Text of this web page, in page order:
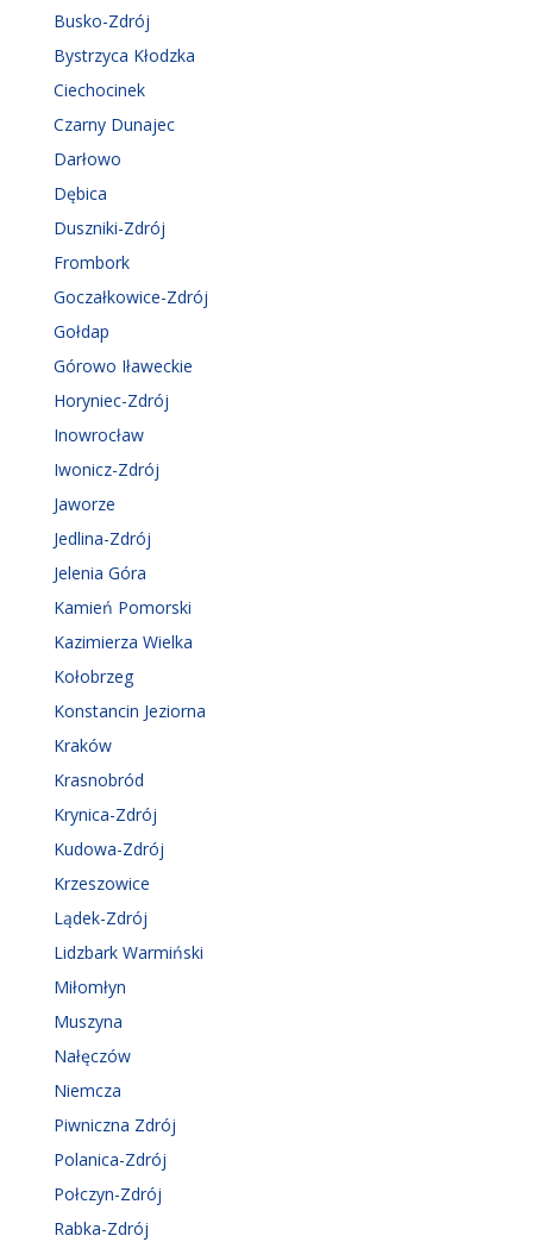
Busko-Zdrój
Bystrzyca Kłodzka
Ciechocinek
Czarny Dunajec
Darłowo
Dębica
Duszniki-Zdrój
Frombork
Goczałkowice-Zdrój
Gołdap
Górowo Iławeckie
Horyniec-Zdrój
Inowrocław
Iwonicz-Zdrój
Jaworze
Jedlina-Zdrój
Jelenia Góra
Kamień Pomorski
Kazimierza Wielka
Kołobrzeg
Konstancin Jeziorna
Kraków
Krasnobród
Krynica-Zdrój
Kudowa-Zdrój
Krzeszowice
Lądek-Zdrój
Lidzbark Warmiński
Miłomłyn
Muszyna
Nałęczów
Niemcza
Piwniczna Zdrój
Polanica-Zdrój
Połczyn-Zdrój
Rabka-Zdrój